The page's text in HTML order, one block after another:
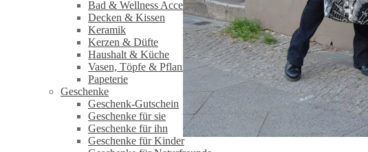
Bad & Wellness Accessoires
Decken & Kissen
Keramik
Kerzen & Düfte
Haushalt & Küche
Vasen, Töpfe & Pflanzen
Papeterie
Geschenke
Geschenk-Gutschein
Geschenke für sie
Geschenke für ihn
Geschenke für Kinder